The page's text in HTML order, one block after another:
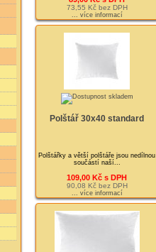
73,55 Kč bez DPH
... více informací
Polštář 30x40 standard
Polštářky a větší polštáře jsou nedílnou
součástí naší...
109,00 Kč s DPH
90,08 Kč bez DPH
... více informací